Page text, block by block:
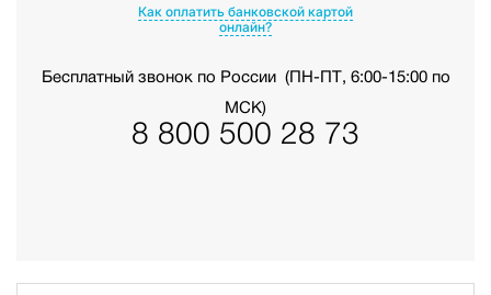
Как оплатить банковской картой
онлайн?
Бесплатный звонок по России (ПН-ПТ, 6:00-15:00 по
МСК)
8 800 500 28 73